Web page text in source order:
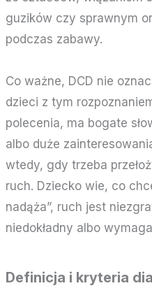
guzików czy sprawnym
podczas zabawy.
Co ważne, DCD nie
dzieci z tym
polecenia, ma bogate
albo duże
wtedy, gdy trzeba
ruch. Dziecko wie, co
nadąża”, ruch jest
niedokładny albo
Definicja i kryteria